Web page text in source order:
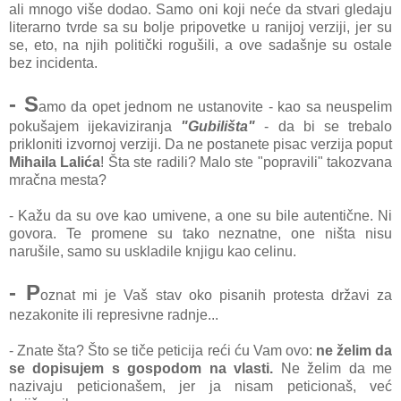
ali mnogo više dodao. Samo oni koji neće da stvari gledaju
literarno tvrde sa su bolje pripovetke u ranijoj verziji, jer su
se, eto, na njih politički rogušili, a ove sadašnje su ostale
bez incidenta.
- Samo da opet jednom ne ustanovite - kao sa neuspelim
pokušajem ijekaviziranja "Gubilišta"- da bi se trebalo
prikloniti izvornoj verziji. Da ne postanete pisac verzija poput
Mihaila Lalića! Šta ste radili? Malo ste "popravili" takozvana
mračna mesta?
- Kažu da su ove kao umivene, a one su bile autentične. Ni
govora. Te promene su tako neznatne, one ništa nisu
narušile, samo su uskladile knjigu kao celinu.
- Poznat mi je Vaš stav oko pisanih protesta državi za
nezakonite ili represivne radnje...
- Znate šta? Što se tiče peticija reći ću Vam ovo: ne želim da
se dopisujem s gospodom na vlasti. Ne želim da me
nazivaju peticionašem, jer ja nisam peticionaš, već